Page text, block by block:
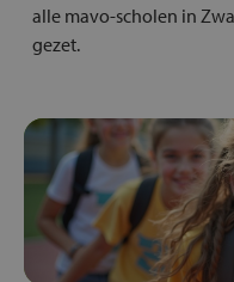
alle mavo-scholen in
gezet.